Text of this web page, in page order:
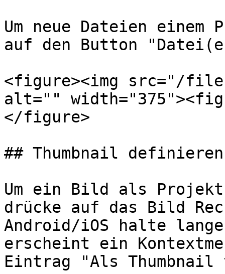
Um neue Dateien
auf den Button
<figure><img src="/
alt=""
</figure>
## Thumbnail definieren
Um ein Bild als
drücke auf das Bild
Android/iOS halte
erscheint ein
Eintrag "Als Thumbnail